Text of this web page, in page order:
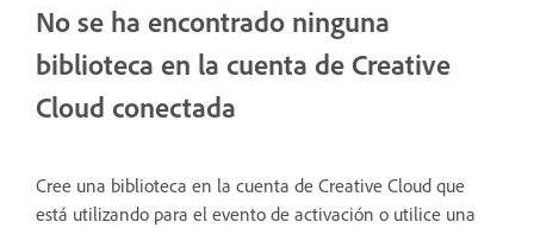
No se ha encontrado ninguna
biblioteca en la cuenta de Creative
Cloud conectada
Cree una biblioteca en la cuenta de Creative Cloud que
está utilizando para el evento de activación o utilice una